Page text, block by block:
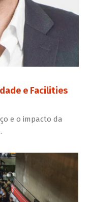
e Facilities
e o impacto da